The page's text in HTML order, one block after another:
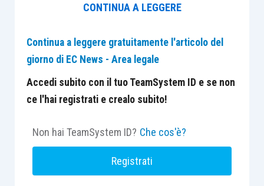
CONTINUA A LEGGERE
Continua a leggere gratuitamente l'articolo del
giorno di EC News - Area legale
Accedi subito con il tuo TeamSystem ID e se non
ce l'hai registrati e crealo subito!
Non hai TeamSystem ID? Che cos'è?
Registrati